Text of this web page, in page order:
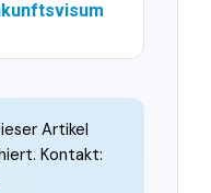
Artikel
Kontakt: